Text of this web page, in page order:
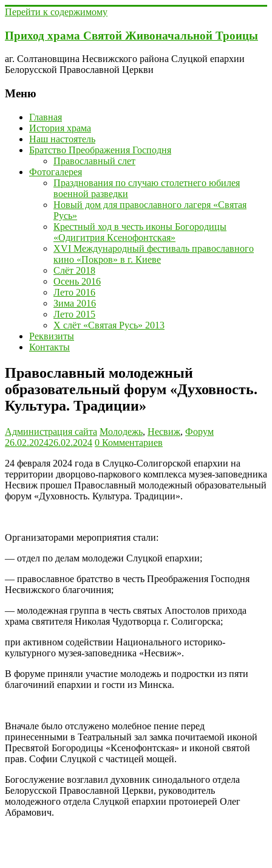
Перейти к содержимому
Приход храма Святой Живоначальной Троицы
аг. Солтановщина Несвижского района Слуцкой епархии
Белорусской Православной Церкви
Меню
Главная
История храма
Наш настоятель
Братство Преображения Господня
Православный слет
Фотогалерея
Празднования по случаю столетнего юбилея
военной разведки
Новый дом для православного лагеря «Святая
Русь»
Крестный ход в честь иконы Богородицы
«Одигитрия Ксенофонтская»
XVI Международный фестиваль православного
кино «Покров» в г. Киеве
Слёт 2018
Осень 2016
Лето 2016
Зима 2016
Лето 2015
Х слёт «Святая Русь» 2013
Реквизиты
Контакты
Православный молодежный
образовательный форум «Духовность.
Культура. Традиции»
Администрация сайта Молодежь, Несвиж, Форум
26.02.202426.02.2024 0 Комментариев
24 февраля 2024 года в Слуцко-Солигорской епархии на
территории дворцово-паркового комплекса музея-заповедника
Несвиж прошел Православный молодежный образовательный
форум «Духовность. Культура. Традиции».
Организаторами мероприятия стали:
— отдел по делам молодежи Слуцкой епархии;
— православное братство в честь Преображения Господня
Несвижского благочиния;
— молодежная группа в честь святых Апостолов прихода
храма святителя Николая Чудотворца г. Солигорска;
при активном содействии Национального историко-
культурного музея-заповедника «Несвиж».
В форуме приняли участие молодежь и подростки из пяти
благочиний епархии и гости из Минска.
Вначале было отслужено молебное пение перед
принесенными в Театральный зал замка почитаемой иконой
Пресвятой Богородицы «Ксенофонтская» и иконой святой
прав. Софии Слуцкой с частицей мощей.
Богослужение возглавил духовник синодального отдела
Белорусской Православной Церкви, руководитель
молодежного отдела Слуцкой епархии протоиерей Олег
Абрамович.